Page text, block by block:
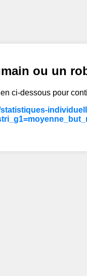
ou un
ci-dessous pour